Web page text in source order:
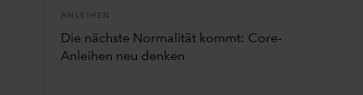
ANLEIHEN
Die nächste Normalität kommt: Core-
Anleihen neu denken